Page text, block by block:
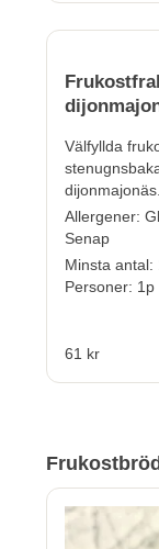
Välfyllda
dijonmajonäs
Allergener:
Senap
Minsta antal:
Personer: 1p
61 kr